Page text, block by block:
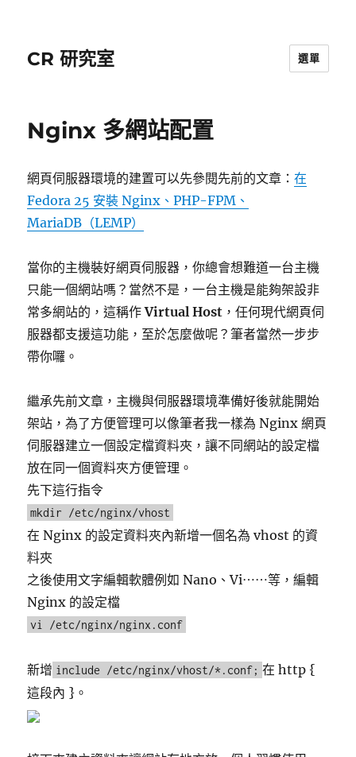
CR 研究室 選單
Nginx 多網站配置
網頁伺服器環境的建置可以先參閱先前的文章：在
Fedora 25 安裝 Nginx、PHP-FPM、
MariaDB（LEMP）
當你的主機裝好網頁伺服器，你總會想難道一台主機
只能一個網站嗎？當然不是，一台主機是能夠架設非
常多網站的，這稱作Virtual Host ，任何現代網頁伺
服器都支援這功能，至於怎麼做呢？筆者當然一步步
帶你囉。
繼承先前文章，主機與伺服器環境準備好後就能開始
架站，為了方便管理可以像筆者我一樣為 Nginx 網頁
伺服器建立一個設定檔資料夾，讓不同網站的設定檔
放在同一個資料夾方便管理。
先下這行指令
mkdir /etc/nginx/vhost
在 Nginx 的設定資料夾內新增一個名為 vhost 的資
料夾
之後使用文字編輯軟體例如 Nano、Vi⋯⋯等，編輯
Nginx 的設定檔
vi /etc/nginx/nginx.conf
新增 include /etc/nginx/vhost/*.conf; 在 http {
這段內 }。